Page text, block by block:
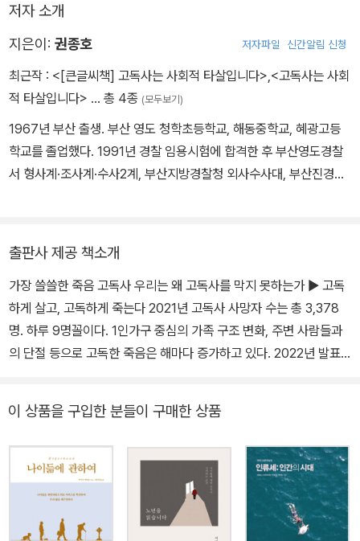
저자 소개
지은이: 권종호 저자파일 신간알림 신청
최근작 : <[큰글씨책] 고독사는 사회적 타살입니다> <고독사는 사회
적 타살입니다> … 총 4종 (모두보기)
1967년 부산 출생. 부산 영도 청학초등학교, 해동중학교, 혜광고등
학교를 졸업했다. 1991년 경찰 임용시험에 합격한 후 부산영도경찰
서 형사계·조사계·수사2계, 부산지방경찰청 외사수사대, 부산진경찰
출판사 제공 책소개
가장 쓸쓸한 죽음 고독사 우리는 왜 고독사를 막지 못하는가 ▶ 고독
하게 살고, 고독하게 죽는다 2021년 고독사 사망자 수는 총 3,378
명. 하루 9명꼴이다. 1인가구 중심의 가족 구조 변화, 주변 사람들과
의 단절 등으로 고독한 죽음은 해마다 증가하고 있다. 2022년 발표
회 인식은 턱없이 부족하고 실효성 있는 대책은 나오지 않고 있다. 고
독사 기준도 모호하다. 현행 법률에서는 고독사를 ‘일정한 시간이 지
난 후에 발견되는 죽음’이라 정의한다. 여기서 ‘일정한 시간’은 복지
담당자의 자의적 해석으로 결정된다. 우리 사회는 고독한 죽음과 고
독한 생이라는 과제에 직면했다. 『고독사는 사회적 타살입니다』는 현
직 경찰관인 저자가 수습한 고독사 현장의 참혹함과 저자가 고안한
이 상품을 구입한 분들이 구매한 상품